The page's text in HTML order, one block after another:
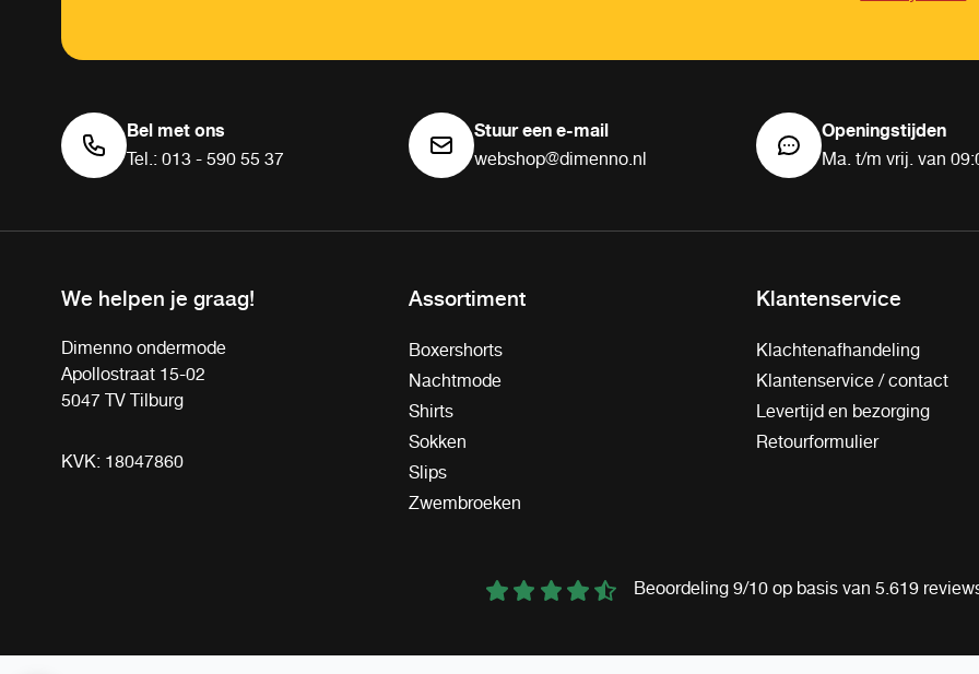
Bel met ons
Tel.: 013 - 590 55 37
Stuur een e-mail
webshop@dimenno.nl
Openingstijden
Ma. t/m vrij. van
We helpen je graag!
Dimenno ondermode
Apollostraat 15-02
5047 TV Tilburg
KVK: 18047860
Assortiment
Boxershorts
Nachtmode
Shirts
Sokken
Slips
Zwembroeken
Klantenservice
Klachtenafhandeling
Klantenservice / contact
Levertijd en bezorging
Retourformulier
Beoordeling 9/10 op basis van 5.619